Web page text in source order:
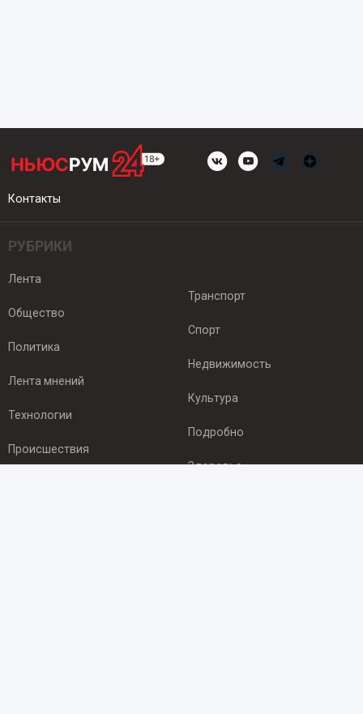
Контакты
РУБРИКИ
Лента
Общество
Политика
Лента мнений
Технологии
Происшествия
Транспорт
Спорт
Недвижимость
Культура
Подробно
Здоровье